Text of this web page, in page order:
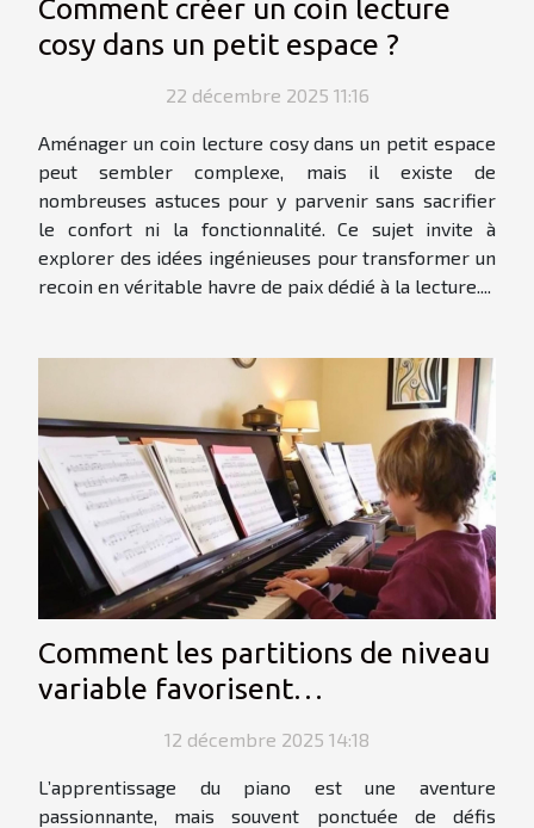
Comment créer un coin lecture
cosy dans un petit espace ?
22 décembre 2025 11:16
Aménager un coin lecture cosy dans un petit espace
peut sembler complexe, mais il existe de
nombreuses astuces pour y parvenir sans sacrifier
le confort ni la fonctionnalité. Ce sujet invite à
explorer des idées ingénieuses pour transformer un
recoin en véritable havre de paix dédié à la lecture....
Comment les partitions de niveau
variable favorisent
l'apprentissage du piano ?
12 décembre 2025 14:18
L’apprentissage du piano est une aventure
passionnante, mais souvent ponctuée de défis